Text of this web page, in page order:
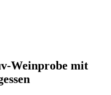
Weinprobe mit